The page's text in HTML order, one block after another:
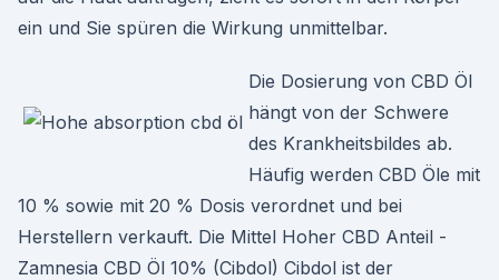
ein und Sie spüren die Wirkung unmittelbar.
Die Dosierung von CBD Öl
hängt von der Schwere
des Krankheitsbildes ab.
Häufig werden CBD Öle mit
10 % sowie mit 20 % Dosis verordnet und bei
Herstellern verkauft. Die Mittel Hoher CBD Anteil -
Zamnesia CBD Öl 10% (Cibdol) Cibdol ist der